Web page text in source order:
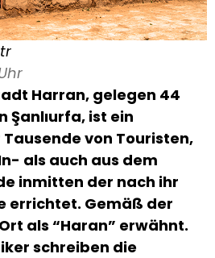
Harran, gelegen 44
Şanlıurfa, ist ein
von Touristen,
als auch aus dem
inmitten der nach ihr
errichtet. Gemäß der
als “Haran” erwähnt.
schreiben die